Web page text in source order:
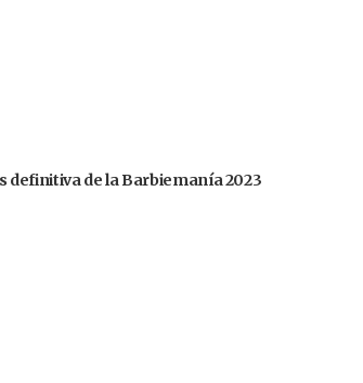
definitiva de la Barbiemanía 2023